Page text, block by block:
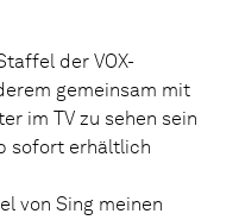
der VOX-
gemeinsam mit
im TV zu sehen sein
sofort erhältlich
von Sing meinen